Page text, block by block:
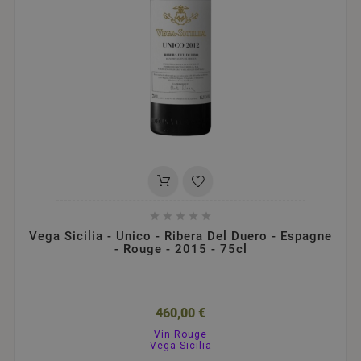
    
Vega Sicilia - Unico - Ribera Del Duero - Espagne
- Rouge - 2015 - 75cl
460,00 €
Vin Rouge
Vega Sicilia